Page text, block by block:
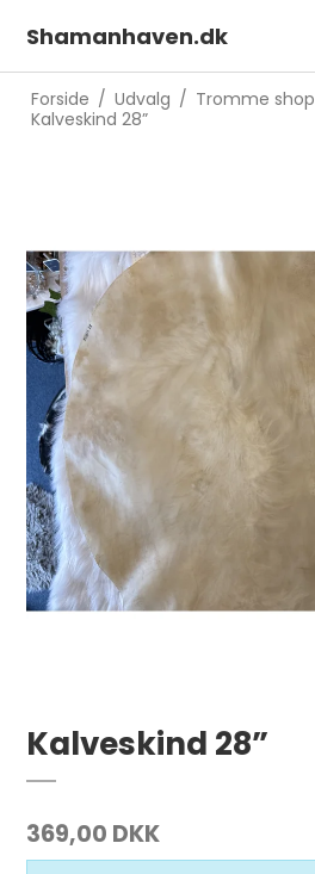
Shamanhaven.dk
Forside / Udvalg / Tromme shop
Kalveskind 28”
Kalveskind 28”
369,00 DKK